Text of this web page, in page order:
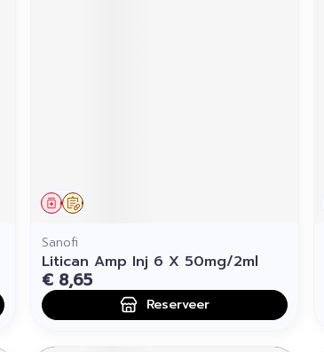
Op voorschrift
Geneesmiddel
Sanofi
Litican Amp Inj 6 X 50mg/2ml
€ 8,65
Reserveer